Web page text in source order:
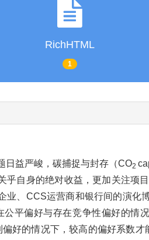
RichHTML
1
日益严峻，碳捕捉与封存（CO2
乎自身的绝对收益，更加关注项
业、CCS运营商和银行间的演化
公平偏好与存在竞争性偏好的情
偏好的情况下，较高的偏好系数